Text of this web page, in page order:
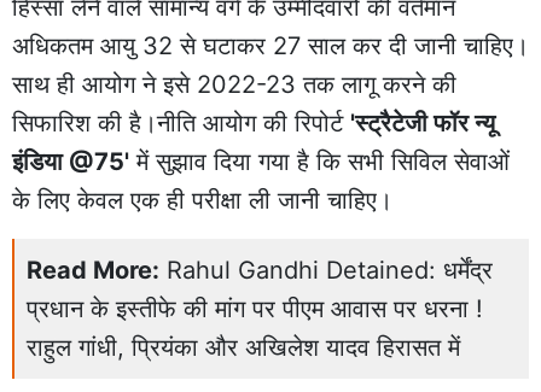
हिस्सा लेने वाले सामान्य वर्ग के उम्मीदवारों की वर्तमान
अधिकतम आयु 32 से घटाकर 27 साल कर दी जानी चाहिए।
साथ ही आयोग ने इसे 2022-23 तक लागू करने की
सिफारिश की है।नीति आयोग की रिपोर्ट 'स्ट्रैटेजी फॉर न्यू
इंडिया @75' में सुझाव दिया गया है कि सभी सिविल सेवाओं
के लिए केवल एक ही परीक्षा ली जानी चाहिए।
Read More: Rahul Gandhi Detained: धर्मेंद्र
प्रधान के इस्तीफे की मांग पर पीएम आवास पर धरना !
राहुल गांधी, प्रियंका और अखिलेश यादव हिरासत में